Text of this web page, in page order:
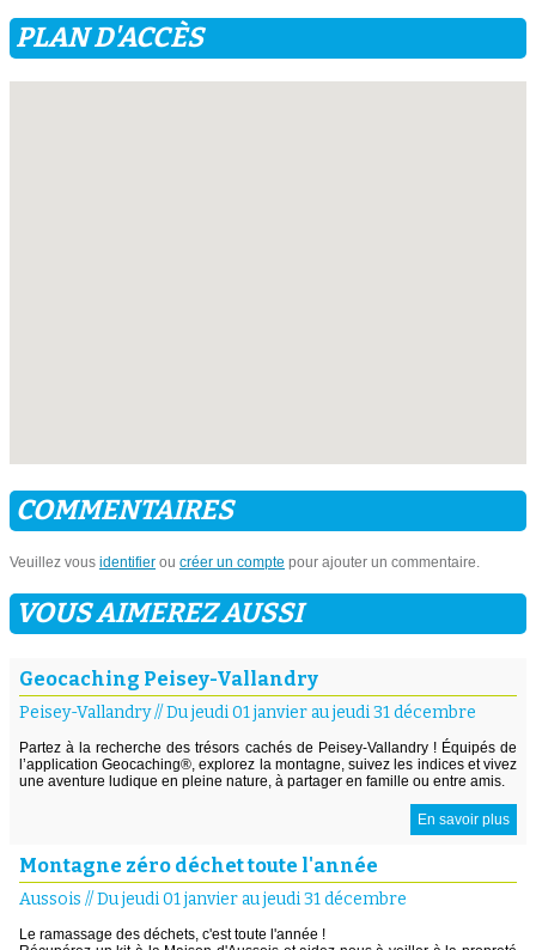
PLAN D'ACCÈS
COMMENTAIRES
Veuillez vous identifier ou créer un compte pour ajouter un commentaire.
VOUS AIMEREZ AUSSI
Geocaching Peisey-Vallandry
Peisey-Vallandry//Du jeudi 01 janvier au jeudi 31 décembre
Partez à la recherche des trésors cachés de Peisey-Vallandry ! Équipés de
l’application Geocaching®, explorez la montagne, suivez les indices et vivez
une aventure ludique en pleine nature, à partager en famille ou entre amis.
En savoir plus
Montagne zéro déchet toute l'année
Aussois //Du jeudi 01 janvier au jeudi 31 décembre
Le ramassage des déchets, c'est toute l'année !